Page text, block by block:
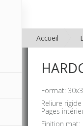
Accueil
Format:
Reliure
Pages
Finition mat: